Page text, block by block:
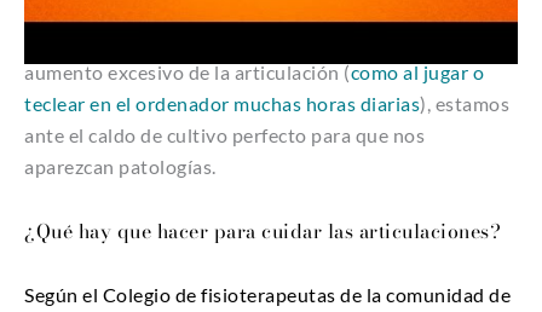
aumento excesivo de la articulación (como al jugar o
teclear en el ordenador muchas horas diarias), estamos
ante el caldo de cultivo perfecto para que nos
aparezcan patologías.
¿Qué hay que hacer para cuidar las articulaciones?
Según el Colegio de fisioterapeutas de la comunidad de